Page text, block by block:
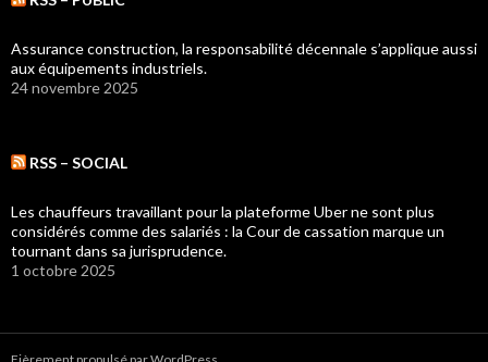
Assurance construction, la responsabilité décennale s’applique aussi
aux équipements industriels.
24 novembre 2025
RSS – SOCIAL
Les chauffeurs travaillant pour la plateforme Uber ne sont plus
considérés comme des salariés : la Cour de cassation marque un
tournant dans sa jurisprudence.
1 octobre 2025